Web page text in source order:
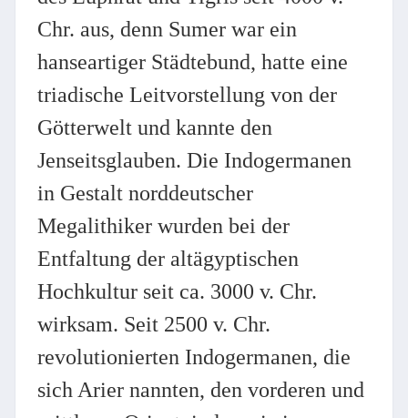
Chr. aus, denn Sumer war ein
hanseartiger Städtebund, hatte eine
triadische Leitvorstellung von der
Götterwelt und kannte den
Jenseitsglauben. Die Indogermanen
in Gestalt norddeutscher
Megalithiker wurden bei der
Entfaltung der altägyptischen
Hochkultur seit ca. 3000 v. Chr.
wirksam. Seit 2500 v. Chr.
revolutionierten Indogermanen, die
sich Arier nannten, den vorderen und